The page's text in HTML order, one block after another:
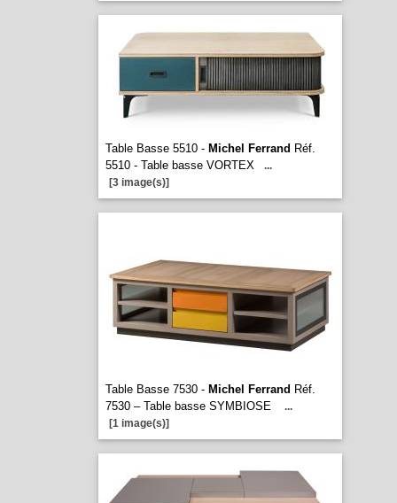
Table Basse 5510 - Michel Ferrand Réf.
5510 - Table basse VORTEX
...
[3 image(s)]
Table Basse 7530 - Michel Ferrand Réf.
7530 – Table basse SYMBIOSE
...
[1 image(s)]